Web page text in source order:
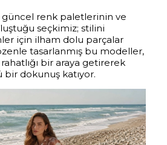
renk paletlerinin ve
seçkimiz; stilini
için ilham dolu parçalar
tasarlanmış bu modeller,
rahatlığı bir araya getirerek
bir dokunuş katıyor.